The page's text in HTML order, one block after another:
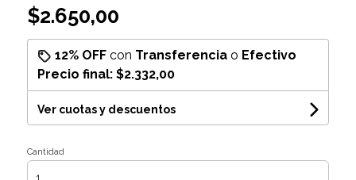
$2.650,00
12% OFFcon Transferenciao Efectivo
Precio final: $2.332,00
Ver cuotas y descuentos
Cantidad